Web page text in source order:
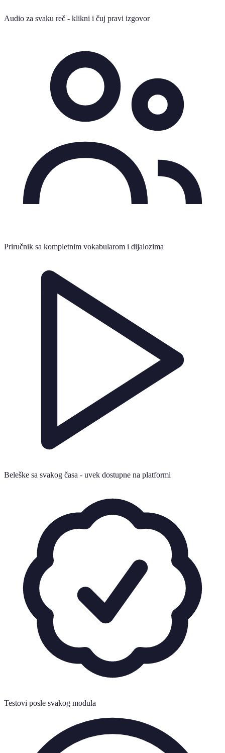
Audio za svaku reč - klikni i čuj pravi izgovor
Priručnik sa kompletnim vokabularom i dijalozima
Beleške sa svakog časa - uvek dostupne na platformi
Testovi posle svakog modula